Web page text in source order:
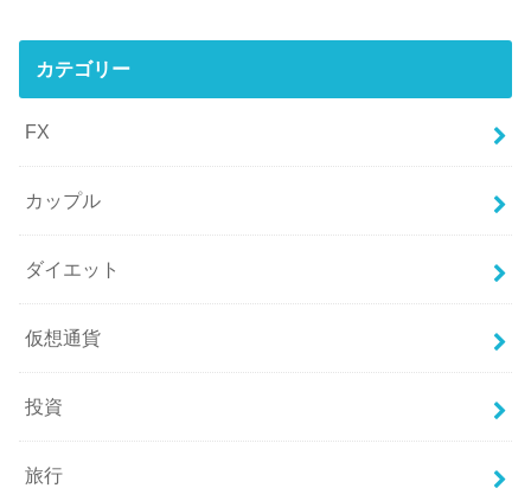
カテゴリー
FX
カップル
ダイエット
仮想通貨
投資
旅行